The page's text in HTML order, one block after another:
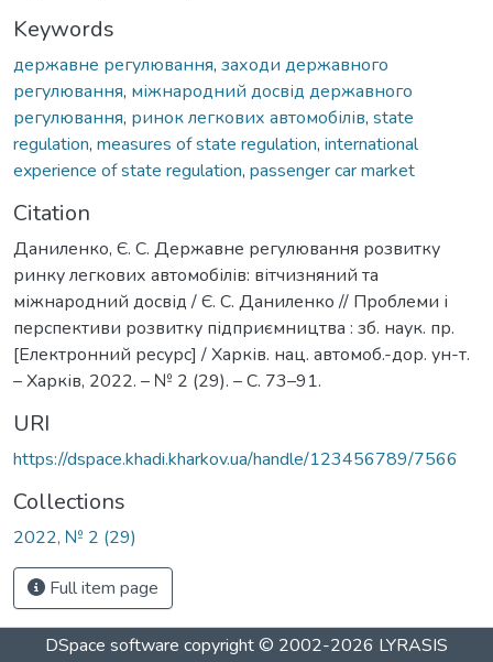
Keywords
державне регулювання, заходи державного
регулювання, міжнародний досвід державного
регулювання, ринок легкових автомобілів, state
regulation, measures of state regulation, international
experience of state regulation, passenger car market
Citation
Даниленко, Є. С. Державне регулювання розвитку
ринку легкових автомобілів: вітчизняний та
міжнародний досвід / Є. С. Даниленко // Проблеми і
перспективи розвитку підприємництва : зб. наук. пр.
[Електронний ресурс] / Харків. нац. автомоб.-дор. ун-т.
– Харків, 2022. – № 2 (29). – С. 73–91.
URI
https://dspace.khadi.kharkov.ua/handle/123456789/7566
Collections
2022, № 2 (29)
Full item page
DSpace software copyright © 2002-2026 LYRASIS